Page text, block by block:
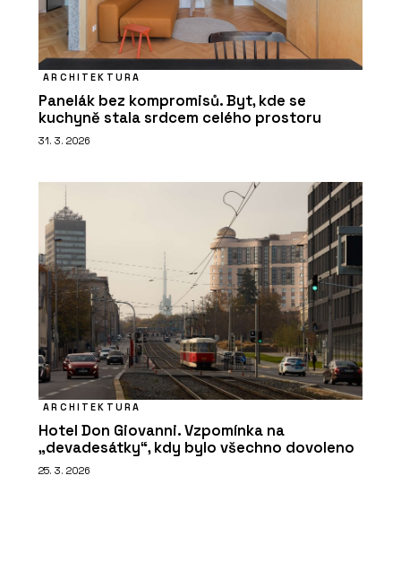
ARCHITEKTURA
Panelák bez kompromisů. Byt, kde se
kuchyně stala srdcem celého prostoru
31. 3. 2026
ARCHITEKTURA
Hotel Don Giovanni. Vzpomínka na
„devadesátky“, kdy bylo všechno dovoleno
25. 3. 2026